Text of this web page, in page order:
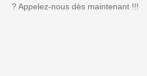
? Appelez-nous dès maintenant !!!